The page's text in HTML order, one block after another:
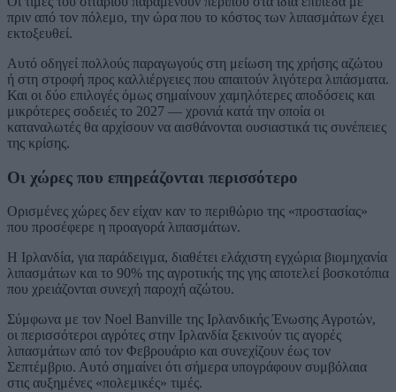
πριν από τον πόλεμο, την ώρα που το κόστος των λιπασμάτων έχει
εκτοξευθεί.
Αυτό οδηγεί πολλούς παραγωγούς στη μείωση της χρήσης αζώτου
ή στη στροφή προς καλλιέργειες που απαιτούν λιγότερα λιπάσματα.
Και οι δύο επιλογές όμως σημαίνουν χαμηλότερες αποδόσεις και
μικρότερες σοδειές το 2027 — χρονιά κατά την οποία οι
καταναλωτές θα αρχίσουν να αισθάνονται ουσιαστικά τις συνέπειες
της κρίσης.
Οι χώρες που επηρεάζονται περισσότερο
Ορισμένες χώρες δεν είχαν καν το περιθώριο της «προστασίας»
που προσέφερε η προαγορά λιπασμάτων.
Η Ιρλανδία, για παράδειγμα, διαθέτει ελάχιστη εγχώρια βιομηχανία
λιπασμάτων και το 90% της αγροτικής της γης αποτελεί βοσκοτόπια
που χρειάζονται συνεχή παροχή αζώτου.
Σύμφωνα με τον Noel Banville της Ιρλανδικής Ένωσης Αγροτών,
οι περισσότεροι αγρότες στην Ιρλανδία ξεκινούν τις αγορές
λιπασμάτων από τον Φεβρουάριο και συνεχίζουν έως τον
Σεπτέμβριο. Αυτό σημαίνει ότι σήμερα υπογράφουν συμβόλαια
στις αυξημένες «πολεμικές» τιμές.